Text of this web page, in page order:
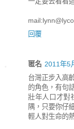
回覆
匿名 2011年5
台灣正步入高
的角色，有句
壯年人口才對
隅，只要你仔
輕人對生命的